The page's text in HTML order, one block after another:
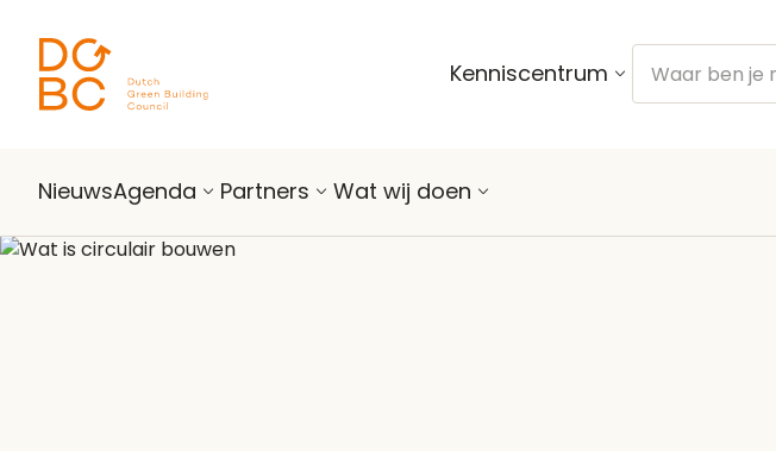
Kenniscentrum
NieuwsAgenda Partners Wat wij doen